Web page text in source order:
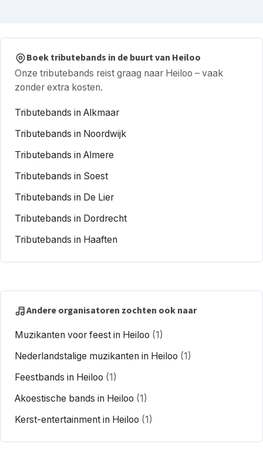
Boek tributebands in de buurt van Heiloo
Onze tributebands reist graag naar Heiloo – vaak
zonder extra kosten.
Tributebands in Alkmaar
Tributebands in Noordwijk
Tributebands in Almere
Tributebands in Soest
Tributebands in De Lier
Tributebands in Dordrecht
Tributebands in Haaften
Andere organisatoren zochten ook naar
Muzikanten voor feest in Heiloo (1)
Nederlandstalige muzikanten in Heiloo (1)
Feestbands in Heiloo (1)
Akoestische bands in Heiloo (1)
Kerst-entertainment in Heiloo (1)